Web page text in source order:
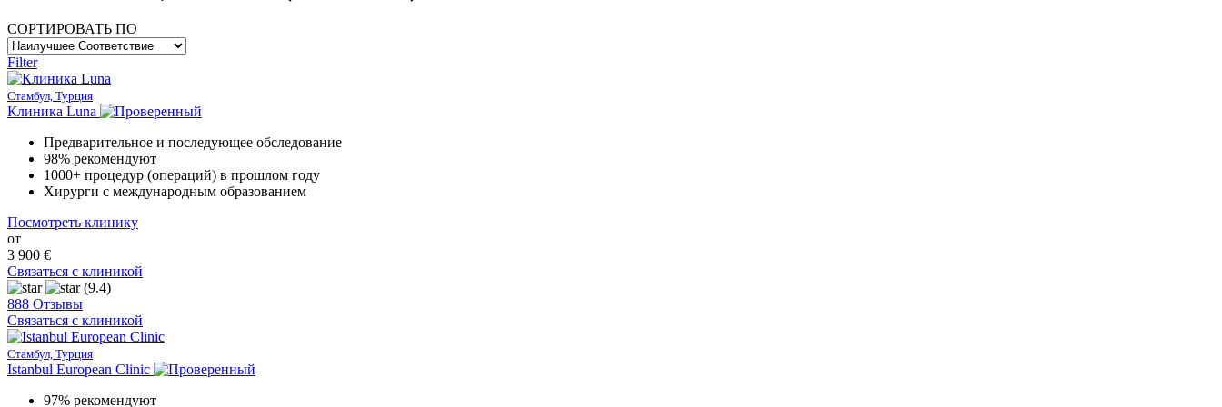
СОРТИРОВАТЬ ПО
Filter
Стамбул, Турция
Клиника Luna
Предварительное и последующее обследование
98% рекомендуют
1000+ процедур (операций) в прошлом году
Хирурги с международным образованием
Посмотреть клинику
от
3 900 €
Связаться с клиникой
(9.4)
888 Отзывы
Связаться с клиникой
Стамбул, Турция
Istanbul European Clinic
97% рекомендуют